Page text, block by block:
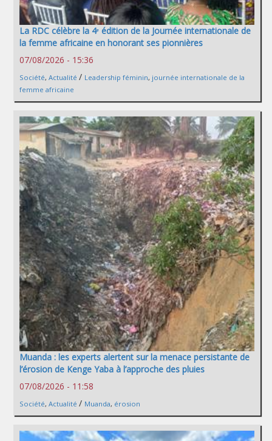
La RDC célèbre la 4ᵉ édition de la Journée internationale de
la femme africaine en honorant ses pionnières
07/08/2026 - 15:36
Société, Actualité / Leadership féminin, journée internationale de la
femme africaine
Muanda : les experts alertent sur la menace persistante de
l’érosion de Kenge Yaba à l’approche des pluies
07/08/2026 - 11:58
Société, Actualité / Muanda, érosion